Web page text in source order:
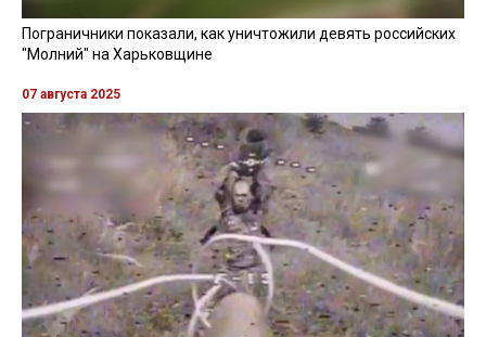
Пограничники показали, как уничтожили девять российских
"Молний" на Харьковщине
07 августа 2025